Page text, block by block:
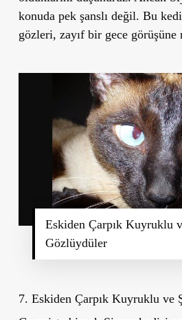
konuda pek şanslı değil. Bu
gözleri, zayıf bir gece görüşüne
Eskiden Çarpık Kuyruklu
Gözlüydüler
7. Eskiden Çarpık Kuyruklu ve